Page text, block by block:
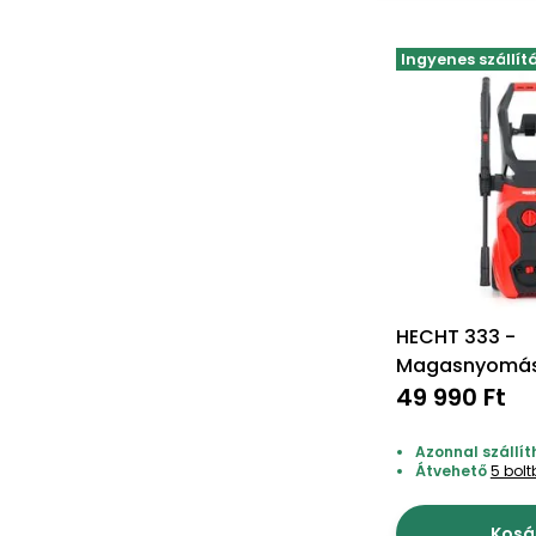
Ingyenes
HECHT 333 -
49 990 Ft
Azonnal
Átvehető5